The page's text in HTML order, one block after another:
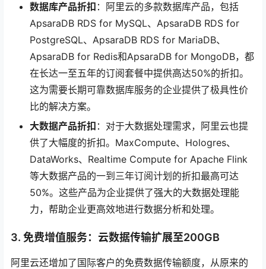
数据库产品折扣 ：阿里云的多款数据库产品，包括
ApsaraDB RDS for MySQL、ApsaraDB RDS for
PostgreSQL、ApsaraDB RDS for MariaDB、
ApsaraDB for Redis和ApsaraDB for MongoDB，都
在长达一至五年的订阅套餐中提供高达50%的折扣。
这为需要长期可靠数据库服务的企业提供了极具性价
比的解决方案。
大数据产品折扣 ：对于大数据处理需求，阿里云也提
供了大幅度的折扣。MaxCompute、Hologres、
DataWorks、Realtime Compute for Apache Flink
等大数据产品的一到三年订阅计划的折扣最高可达
50%。这些产品为企业提供了强大的大数据处理能
力，帮助企业更高效地进行数据分析和处理。
3. 免费增值服务：云数据传输扩展至200GB
阿里云还增加了国际客户的免费数据传输额度，从原来的